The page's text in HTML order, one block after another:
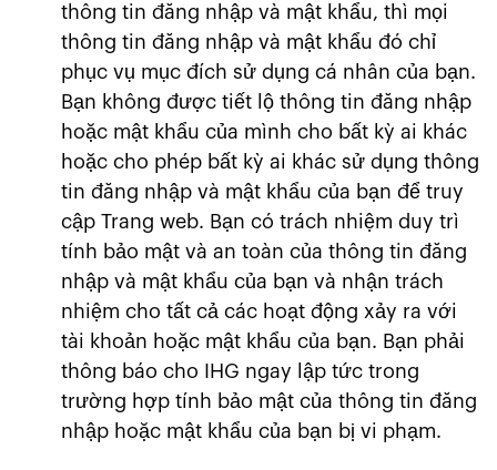
thông tin đăng nhập và mật khẩu, thì mọi
thông tin đăng nhập và mật khẩu đó chỉ
phục vụ mục đích sử dụng cá nhân của bạn.
Bạn không được tiết lộ thông tin đăng nhập
hoặc mật khẩu của mình cho bất kỳ ai khác
hoặc cho phép bất kỳ ai khác sử dụng thông
tin đăng nhập và mật khẩu của bạn để truy
cập Trang web. Bạn có trách nhiệm duy trì
tính bảo mật và an toàn của thông tin đăng
nhập và mật khẩu của bạn và nhận trách
nhiệm cho tất cả các hoạt động xảy ra với
tài khoản hoặc mật khẩu của bạn. Bạn phải
thông báo cho IHG ngay lập tức trong
trường hợp tính bảo mật của thông tin đăng
nhập hoặc mật khẩu của bạn bị vi phạm.